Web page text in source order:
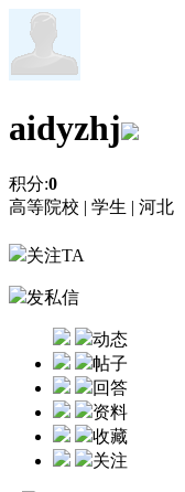
aidyzhj
积分:0
高等院校 | 学生 | 河北
关注TA
发私信
动态
帖子
回答
资料
收藏
关注